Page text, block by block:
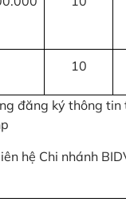
10
đăng ký thông
hệ Chi nhánh